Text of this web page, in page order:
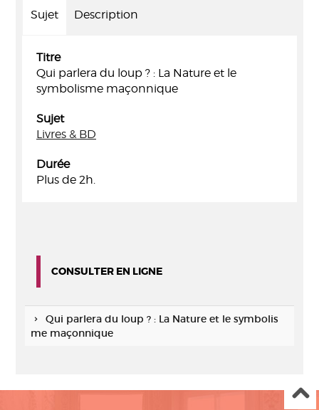
Sujet Description
Titre
Qui parlera du loup ? : La Nature et le
symbolisme maçonnique
Sujet
Livres & BD
Durée
Plus de 2h.
CONSULTER EN LIGNE
Qui parlera du loup ? : La Nature et le symbolis
me maçonnique